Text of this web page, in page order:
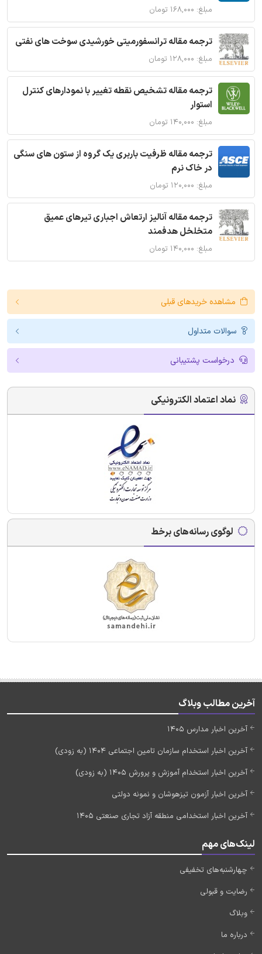
مبلغ: ۱۶۸,۰۰۰ تومان
ترجمه مقاله ترانسفورمیتی خورشیدی سوخت های نفتی
مبلغ: ۱۲۸,۰۰۰ تومان
ترجمه مقاله تشخیص نقطه تغییر با نمودارهای کنترل
استوار
مبلغ: ۱۴۰,۰۰۰ تومان
ترجمه مقاله ظرفیت باربری یک گروه از ستون های سنگی
در خاک نرم
مبلغ: ۱۲۰,۰۰۰ تومان
ترجمه مقاله آنالیز ارتعاش اجباری تیرهای عمیق
متخلخل هدفمند
مبلغ: ۱۴۰,۰۰۰ تومان
مشاهده خریدهای قبلی
سوالات متداول
درخواست پشتیبانی
نماد اعتماد الکترونیکی
لوگوی رسانه‌های برخط
آخرین مطالب وبلاگ
آخرین اخبار مدارس 1405
آخرین اخبار استخدام سازمان تامین اجتماعی 1404 (به زودی)
آخرین اخبار استخدام آموزش و پرورش 1405 (به زودی)
آخرین اخبار آزمون تیزهوشان و نمونه دولتی
آخرین اخبار استخدامی منطقه آزاد تجاری صنعتی 1405
لینک‌های مهم
چهارشنبه‌های تخفیفی
رضایت و قبولی
وبلاگ
درباره ما